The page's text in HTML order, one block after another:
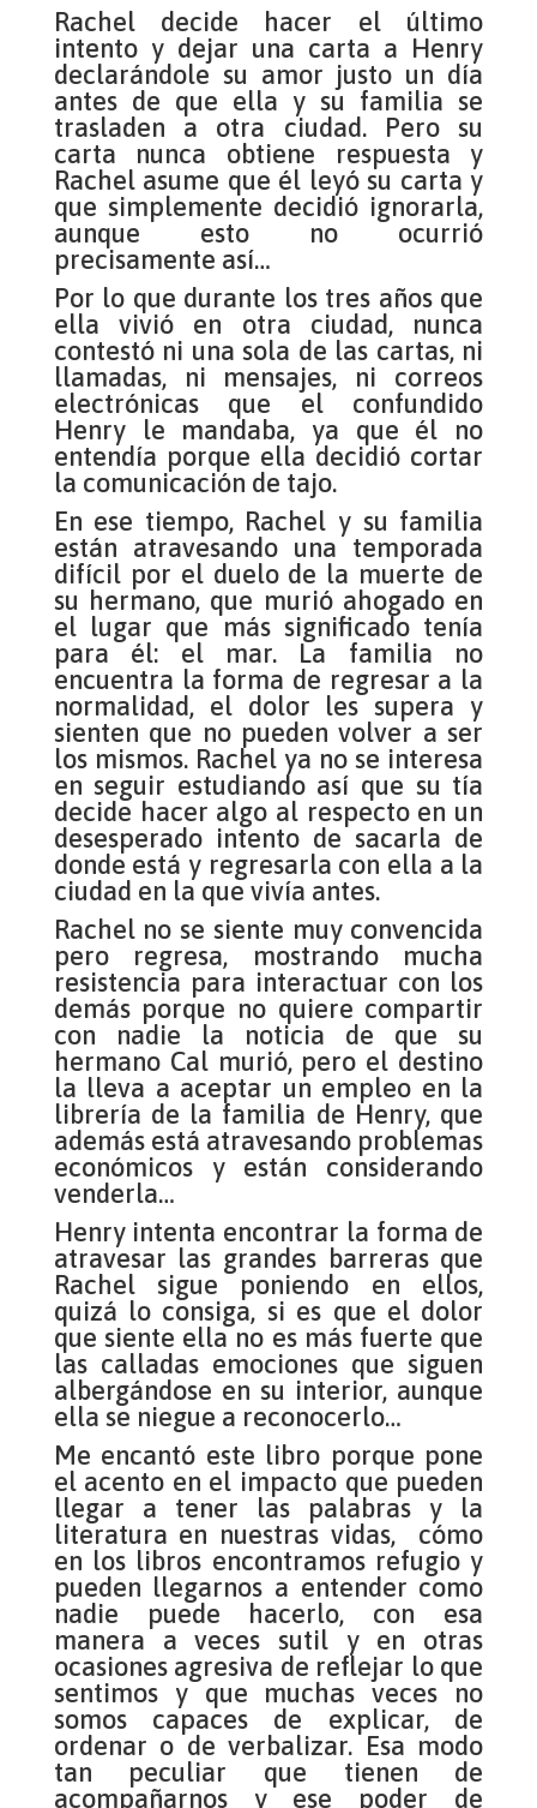
Rachel decide hacer el último
intento y dejar una carta a Henry
declarándole su amor justo un día
antes de que ella y su familia se
trasladen a otra ciudad. Pero su
carta nunca obtiene respuesta y
Rachel asume que él leyó su carta y
que simplemente decidió ignorarla,
aunque esto no ocurrió
precisamente así…
Por lo que durante los tres años que
ella vivió en otra ciudad, nunca
contestó ni una sola de las cartas, ni
llamadas, ni mensajes, ni correos
electrónicas que el confundido
Henry le mandaba, ya que él no
entendía porque ella decidió cortar
la comunicación de tajo.
En ese tiempo, Rachel y su familia
están atravesando una temporada
difícil por el duelo de la muerte de
su hermano, que murió ahogado en
el lugar que más significado tenía
para él: el mar. La familia no
encuentra la forma de regresar a la
normalidad, el dolor les supera y
sienten que no pueden volver a ser
los mismos. Rachel ya no se interesa
en seguir estudiando así que su tía
decide hacer algo al respecto en un
desesperado intento de sacarla de
donde está y regresarla con ella a la
ciudad en la que vivía antes.
Rachel no se siente muy convencida
pero regresa, mostrando mucha
resistencia para interactuar con los
demás porque no quiere compartir
con nadie la noticia de que su
hermano Cal murió, pero el destino
la lleva a aceptar un empleo en la
librería de la familia de Henry, que
además está atravesando problemas
económicos y están considerando
venderla…
Henry intenta encontrar la forma de
atravesar las grandes barreras que
Rachel sigue poniendo en ellos,
quizá lo consiga, si es que el dolor
que siente ella no es más fuerte que
las calladas emociones que siguen
albergándose en su interior, aunque
ella se niegue a reconocerlo…
Me encantó este libro porque pone
el acento en el impacto que pueden
llegar a tener las palabras y la
literatura en nuestras vidas, cómo
en los libros encontramos refugio y
pueden llegarnos a entender como
nadie puede hacerlo, con esa
manera a veces sutil y en otras
ocasiones agresiva de reflejar lo que
sentimos y que muchas veces no
somos capaces de explicar, de
ordenar o de verbalizar. Esa modo
tan peculiar que tienen de
acompañarnos y ese poder de